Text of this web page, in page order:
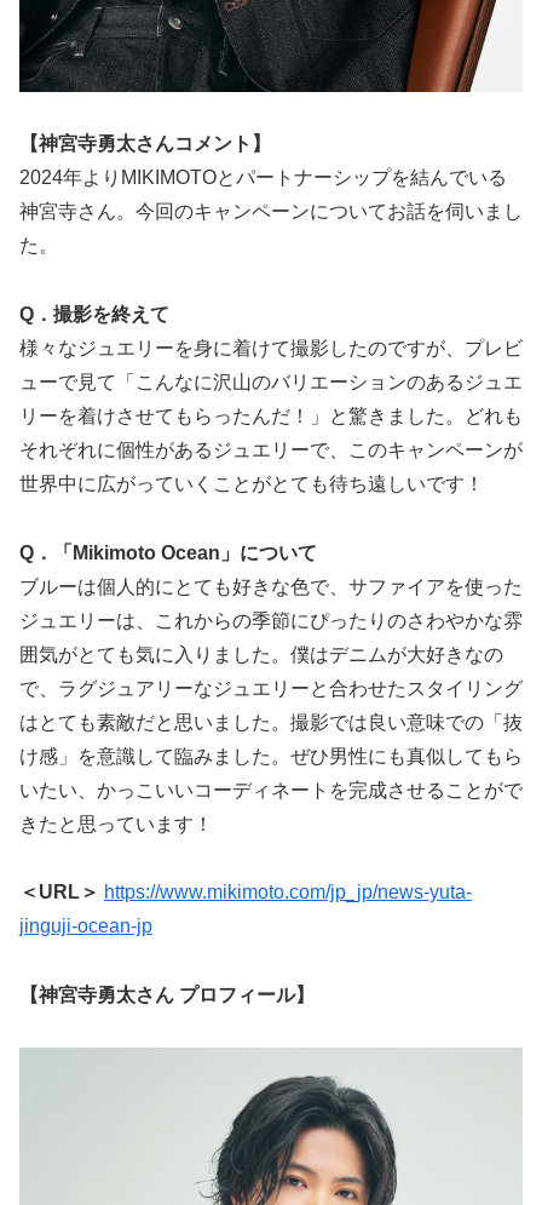
【神宮寺勇太さんコメント】
2024年よりMIKIMOTOとパートナーシップを結んでいる
神宮寺さん。今回のキャンペーンについてお話を伺いまし
た。
Q．撮影を終えて
様々なジュエリーを身に着けて撮影したのですが、プレビ
ューで見て「こんなに沢山のバリエーションのあるジュエ
リーを着けさせてもらったんだ！」と驚きました。どれも
それぞれに個性があるジュエリーで、このキャンペーンが
世界中に広がっていくことがとても待ち遠しいです！
Q．「Mikimoto Ocean」について
ブルーは個人的にとても好きな色で、サファイアを使った
ジュエリーは、これからの季節にぴったりのさわやかな雰
囲気がとても気に入りました。僕はデニムが大好きなの
で、ラグジュアリーなジュエリーと合わせたスタイリング
はとても素敵だと思いました。撮影では良い意味での「抜
け感」を意識して臨みました。ぜひ男性にも真似してもら
いたい、かっこいいコーディネートを完成させることがで
きたと思っています！
＜URL＞ https://www.mikimoto.com/jp_jp/news-yuta-
jinguji-ocean-jp
【神宮寺勇太さん プロフィール】